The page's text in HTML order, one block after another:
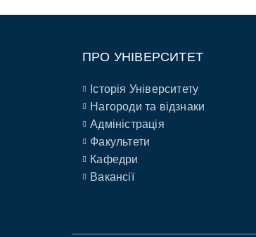
ПРО УНІВЕРСИТЕТ
Історія Університету
Нагороди та відзнаки
Адміністрація
Факультети
Кафедри
Вакансії